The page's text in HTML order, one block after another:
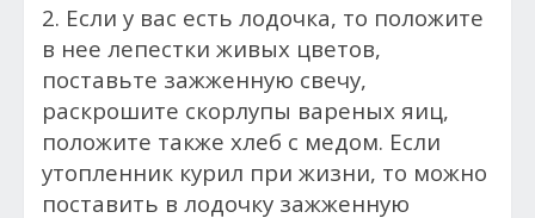
2. Если у вас есть лодочка, то положите
в нее лепестки живых цветов,
поставьте зажженную свечу,
раскрошите скорлупы вареных яиц,
положите также хлеб с медом. Если
утопленник курил при жизни, то можно
поставить в лодочку зажженную